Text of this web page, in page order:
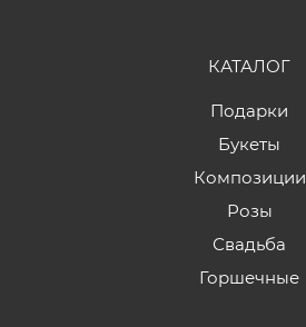
КАТАЛОГ
Подарки
Букеты
Композиции
Розы
Свадьба
Горшечные